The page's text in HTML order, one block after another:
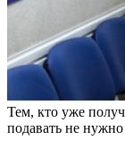
Тем, кто уже
подавать не нужно